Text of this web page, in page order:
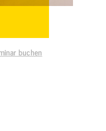
buchen